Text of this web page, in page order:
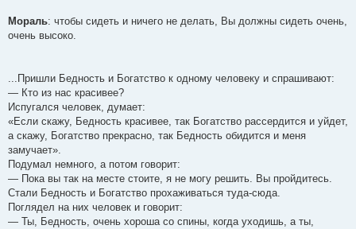
Мораль: чтобы сидеть и ничего не делать, Вы должны сидеть очень,
очень высоко.
...Пришли Бедность и Богатство к одному человеку и спрашивают:
— Кто из нас красивее?
Испугался человек, думает:
«Если скажу, Бедность красивее, так Богатство рассердится и уйдет,
а скажу, Богатство прекрасно, так Бедность обидится и меня
замучает».
Подумал немного, а потом говорит:
— Пока вы так на месте стоите, я не могу решить. Вы пройдитесь.
Стали Бедность и Богатство прохаживаться туда-сюда.
Поглядел на них человек и говорит:
— Ты, Бедность, очень хороша со спины, когда уходишь, а ты,